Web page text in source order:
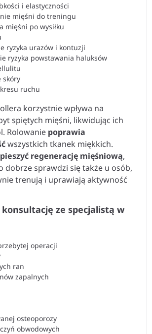
i elastyczności
mięśni do treningu
mięśni po wysiłku
ryzyka urazów i kontuzji
ryzyka powstawania haluksów
skóry
ruchu
korzystnie wpływa na
spiętych mięśni, likwidując ich
Rolowanie poprawia
wszystkich tkanek miękkich.
regenerację mięśniową,
dobrze sprawdzi się także u osób,
trenują i uprawiają aktywność
ze specjalistą w
operacji
ran
zapalnych
osteoporozy
obwodowych